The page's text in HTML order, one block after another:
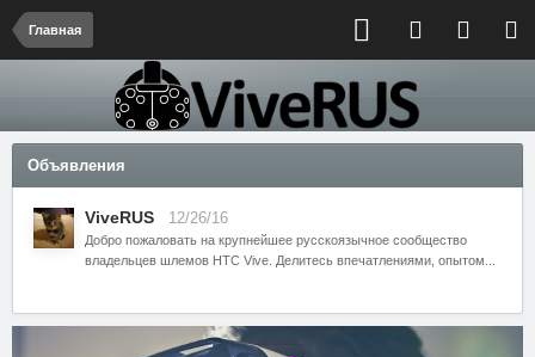
Главная
Объявления
ViveRUS 12/26/16
Добро пожаловать на крупнейшее русскоязычное сообщество
владельцев шлемов HTC Vive. Делитесь впечатлениями, опытом...